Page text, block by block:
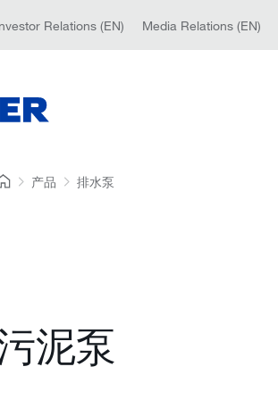
Relations (EN) Media Relations (EN)
产品 排水泵
泥泵